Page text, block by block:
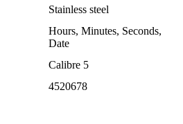
Stainless steel
Hours, Minutes, Seconds,
Date
Calibre 5
4520678